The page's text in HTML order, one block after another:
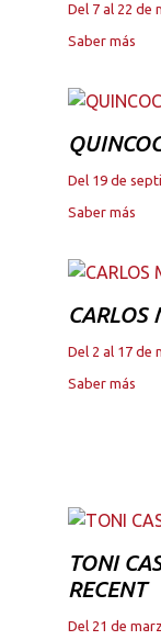
Del 7 al 22 de
Saber más
Del 19 de
Saber más
CARLOS
Del 2 al 17 de
Saber más
TONI
RECENT
Del 21 de